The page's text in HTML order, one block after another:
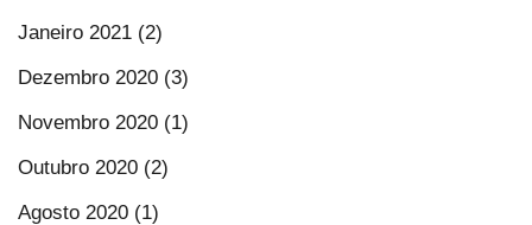
Janeiro 2021 (2)
Dezembro 2020 (3)
Novembro 2020 (1)
Outubro 2020 (2)
Agosto 2020 (1)